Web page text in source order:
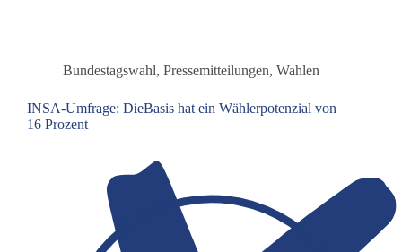
als
er
rettet!“
Bundestagswahl, Pressemitteilungen, Wahlen
INSA-Umfrage: DieBasis hat ein Wählerpotenzial von
16 Prozent